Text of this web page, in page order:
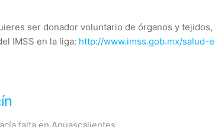
ser donador voluntario de órganos y
IMSS en la liga: http://www.imss.gob.mx/salud-